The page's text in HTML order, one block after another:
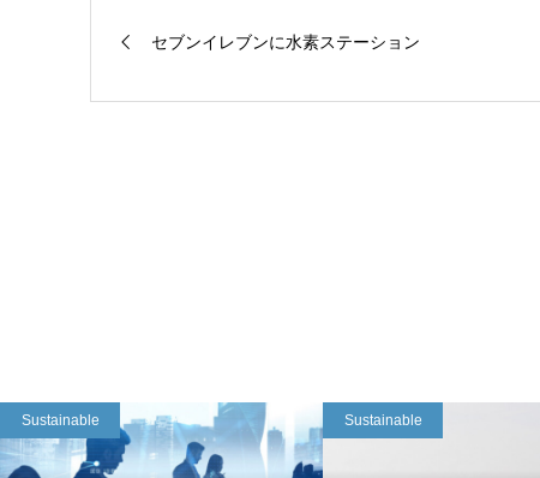
セブンイレブンに水素ステーション
Sustainable Sustainable